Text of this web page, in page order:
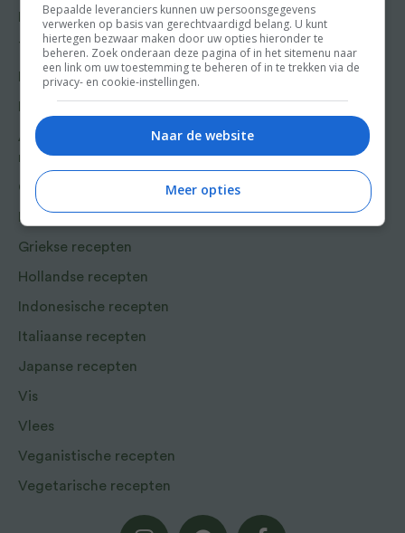
Nagerecht
Tussengerecht
Lunch recepten
Aziatische en Oosterse
recepten
Chinese recepten
Franse recepten
Griekse recepten
Hollandse recepten
Indonesische recepten
Italiaanse recepten
Japanse recepten
Vis
Vlees
Veganistische recepten
Vegetarische recepten
Kooktips
Win
Bepaalde leveranciers kunnen uw persoonsgegevens
verwerken op basis van gerechtvaardigd belang. U kunt
hiertegen bezwaar maken door uw opties hieronder te
beheren. Zoek onderaan deze pagina of in het sitemenu naar
een link om uw toestemming te beheren of in te trekken via de
privacy- en cookie-instellingen.
Naar de website
Meer opties